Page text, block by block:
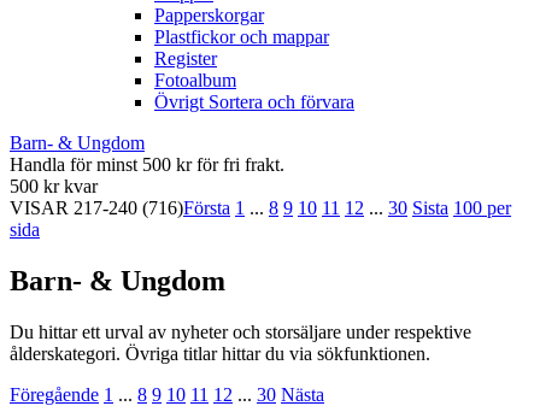
Papperskorgar
Plastfickor och mappar
Register
Fotoalbum
Övrigt Sortera och förvara
Barn- & Ungdom
Handla för minst 500 kr för fri frakt.
500 kr kvar
VISAR 217-240 (716)Första 1 ... 8 9 10 11 12 ... 30 Sista 100 per
sida
Barn- & Ungdom
Du hittar ett urval av nyheter och storsäljare under respektive
ålderskategori. Övriga titlar hittar du via sökfunktionen.
Föregående 1 ... 8 9 10 11 12 ... 30 Nästa